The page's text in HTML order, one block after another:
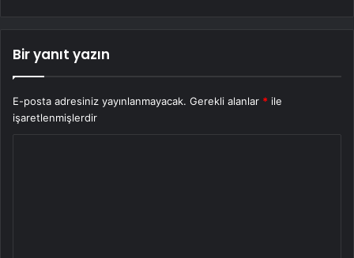
Bir yanıt yazın
E-posta adresiniz yayınlanmayacak. Gerekli alanlar * ile
işaretlenmişlerdir